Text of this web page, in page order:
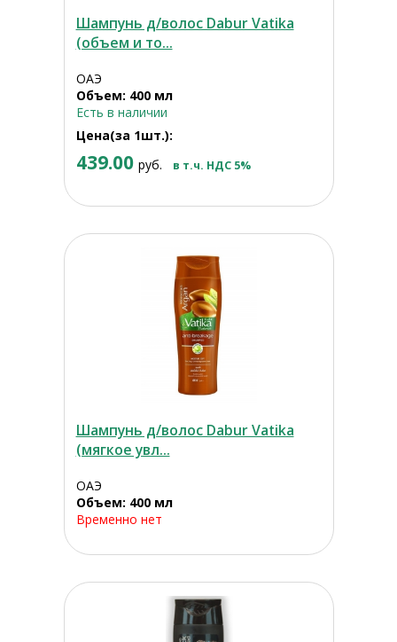
Шампунь д/волос Dabur Vatika
(объем и то...
ОАЭ
Объем: 400 мл
Есть в наличии
Цена(за 1шт.):
439.00 руб. в т.ч. НДС 5%
Шампунь д/волос Dabur Vatika
(мягкое увл...
ОАЭ
Объем: 400 мл
Временно нет